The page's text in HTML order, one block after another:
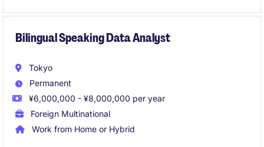
Bilingual Speaking Data Analyst
Tokyo
Permanent
¥6,000,000 - ¥8,000,000 per year
Foreign Multinational
Work from Home or Hybrid